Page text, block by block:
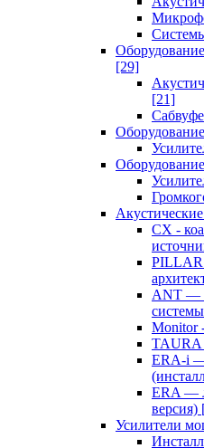
[29]
[21]
CX -
PILLAR
ANT —
Monitor
TAURA
ERA-i
ERA —
версия)
Усилители